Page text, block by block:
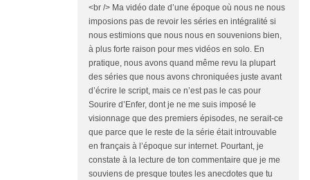
<br /> Ma vidéo date d’une époque où nous ne nous
imposions pas de revoir les séries en intégralité si
nous estimions que nous nous en souvenions bien,
à plus forte raison pour mes vidéos en solo. En
pratique, nous avons quand même revu la plupart
des séries que nous avons chroniquées juste avant
d’écrire le script, mais ce n’est pas le cas pour
Sourire d’Enfer, dont je ne me suis imposé le
visionnage que des premiers épisodes, ne serait-ce
que parce que le reste de la série était introuvable
en français à l’époque sur internet. Pourtant, je
constate à la lecture de ton commentaire que je me
souviens de presque toutes les anecdotes que tu